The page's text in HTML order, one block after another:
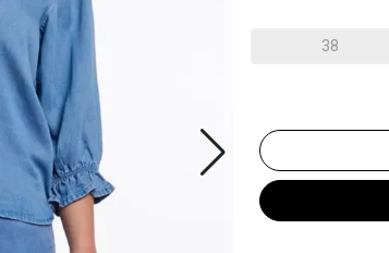
38